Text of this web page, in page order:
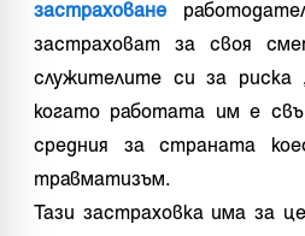
застраховане
застраховат за своя
служителите си за риска
когато работата им е
средния за страната
травматизъм.
Тази застраховка има за